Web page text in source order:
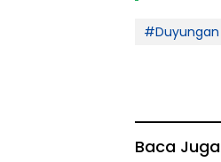
#Duyungan
Baca Juga